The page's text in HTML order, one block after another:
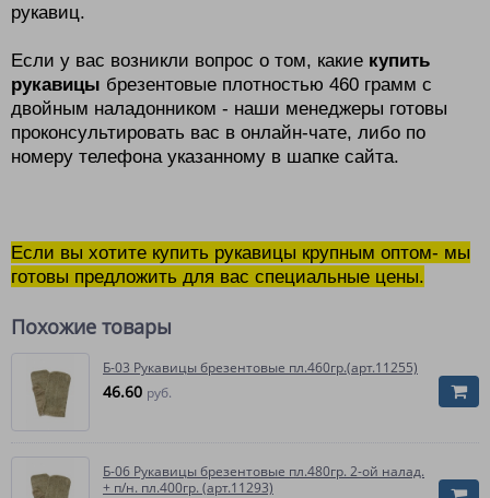
рукавиц.
Если у вас возникли вопрос о том, какие купить
рукавицы брезентовые плотностью 460 грамм с
двойным наладонником - наши менеджеры готовы
проконсультировать вас в онлайн-чате, либо по
номеру телефона указанному в шапке сайта.
Если вы хотите купить рукавицы крупным оптом- мы
готовы предложить для вас специальные цены.
Похожие товары
Б-03 Рукавицы брезентовые пл.460гр.(арт.11255)
46.60 руб.
Б-06 Рукавицы брезентовые пл.480гр. 2-ой налад.
+ п/н. пл.400гр. (арт.11293)